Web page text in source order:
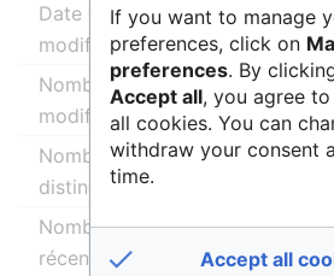
Date de la dernière
modification
Nombre total de
modifications
Nombre total d’auteurs
distincts
Nombre de modifications
récentes (dans les derniers
If you want to manage
preferences, click on
preferences. By
Accept all, you agree
all cookies. You can
withdraw your consent
time.
Accept all